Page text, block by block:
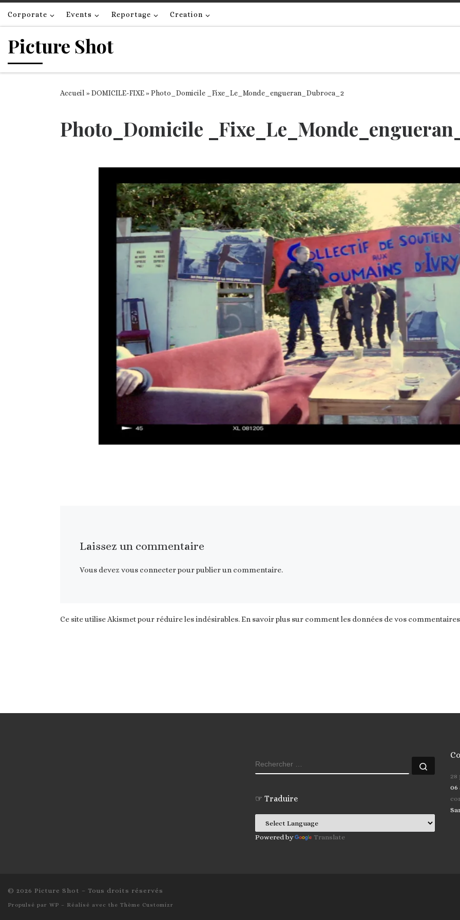
Passer au contenu
Corporate Events Reportage Creation
Picture Shot
Accueil »DOMICILE-FIXE»Photo_Domicile _Fixe_Le_Monde_engueran_Dubroca_2
Photo_Domicile
Navigation des images
Laissez un commentaire
Vous devez vous connecterpour publier un commentaire.
Ce site utilise Akismet pour réduire les indésirables.En savoir plus sur comment les données de vos
RECHERCHER
☞ Traduire
Powered by Translate
28
06
© 2026 Picture Shot – Tous droits réservés
Propulsé par WP – Réalisé avec the Thème Customizr